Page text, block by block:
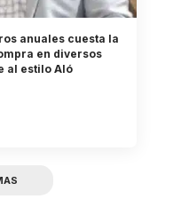
anuales cuesta la
en diversos
al estilo Aló